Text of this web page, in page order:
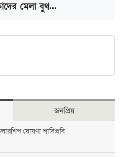
মেলা বুথ...
জনপ্রিয়
ঘোষণা শাবিপ্রবি